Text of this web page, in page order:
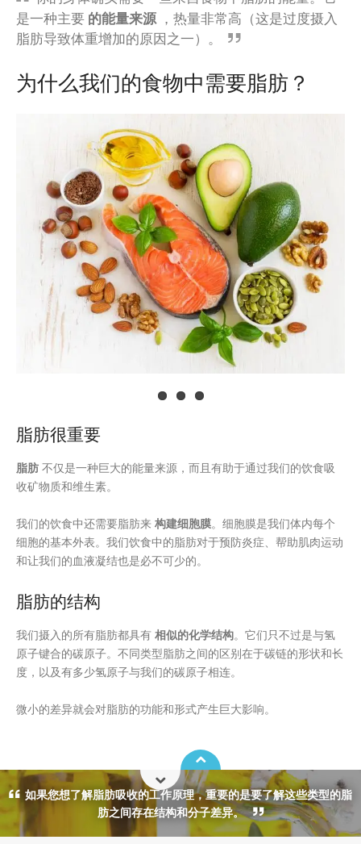
是一种主要 的能量来源，热量非常高（这是过度摄入
脂肪导致体重增加的原因之一）。
为什么我们的食物中需要脂肪？
脂肪很重要
脂肪 不仅是一种巨大的能量来源，而且有助于通过我们的饮食吸
收矿物质和维生素。
我们的饮食中还需要脂肪来 构建细胞膜。细胞膜是我们体内每个
细胞的基本外表。我们饮食中的脂肪对于预防炎症、帮助肌肉运动
和让我们的血液凝结也是必不可少的。
脂肪的结构
我们摄入的所有脂肪都具有 相似的化学结构。它们只不过是与氢
原子键合的碳原子。不同类型脂肪之间的区别在于碳链的形状和长
度，以及有多少氢原子与我们的碳原子相连。
微小的差异就会对脂肪的功能和形式产生巨大影响。
如果您想了解脂肪吸收的工作原理，重要的是要了解这些类型的脂
肪之间存在结构和分子差异。